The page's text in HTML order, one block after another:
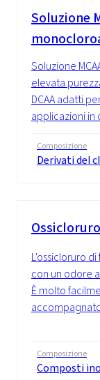
Soluzione
Soluzione
elevata
DCAA adatti
applicazioni in
Composizione
Derivati del
L'ossicloruro
con un odore
È molto
Composizione
Composti